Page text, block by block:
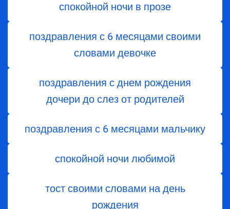
спокойной ночи в прозе
поздравления с 6 месяцами своими
словами девочке
поздравления с днем ​​рождения
дочери до слез от родителей
поздравления с 6 месяцами мальчику
спокойной ночи любимой
тост своими словами на день
рождения